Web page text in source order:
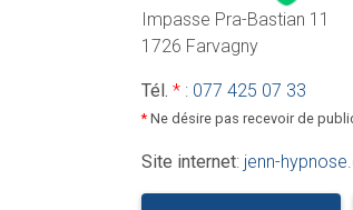
Impasse Pra-Bastian 11
1726 Farvagny
Tél. *: 077 425 07 33
*Ne désire pas recevoir de
Site internet: jenn-